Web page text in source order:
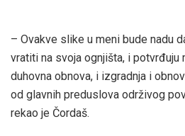
– Ovakve slike u meni bude nadu
vratiti na svoja ognjišta, i potvrđuju
duhovna obnova, i izgradnja i
od glavnih preduslova održivog
rekao je Čordaš.